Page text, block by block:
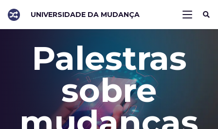
UNIVERSIDADE DA MUDANÇA
Palestras
sobre